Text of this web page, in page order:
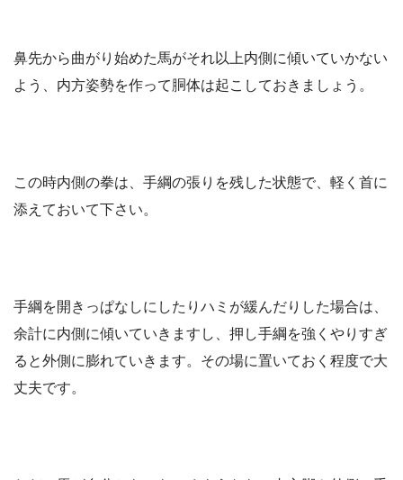
鼻先から曲がり始めた馬がそれ以上内側に傾いていかない
よう、内方姿勢を作って胴体は起こしておきましょう。
この時内側の拳は、手綱の張りを残した状態で、軽く首に
添えておいて下さい。
手綱を開きっぱなしにしたりハミが緩んだりした場合は、
余計に内側に傾いていきますし、押し手綱を強くやりすぎ
ると外側に膨れていきます。その場に置いておく程度で大
丈夫です。